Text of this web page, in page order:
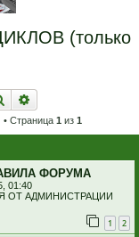
к
(только
Поиск
Страница 1 из 1
ФОРУМА
01:40
ОТ АДМИНИСТРАЦИИ
1 2